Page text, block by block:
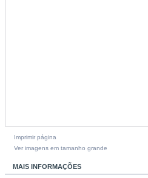
Imprimir página
Ver imagens em tamanho grande
MAIS INFORMAÇÕES